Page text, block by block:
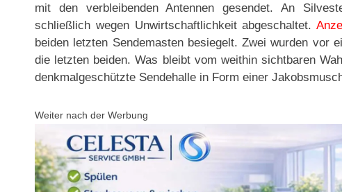
mit den verbleibenden Antennen gesendet. An
schließlich wegen Unwirtschaftlichkeit abgeschaltet.
beiden letzten Sendemasten besiegelt. Zwei wurden vor
die letzten beiden. Was bleibt vom weithin sichtbaren
denkmalgeschützte Sendehalle in Form einer
Weiter nach der Werbung